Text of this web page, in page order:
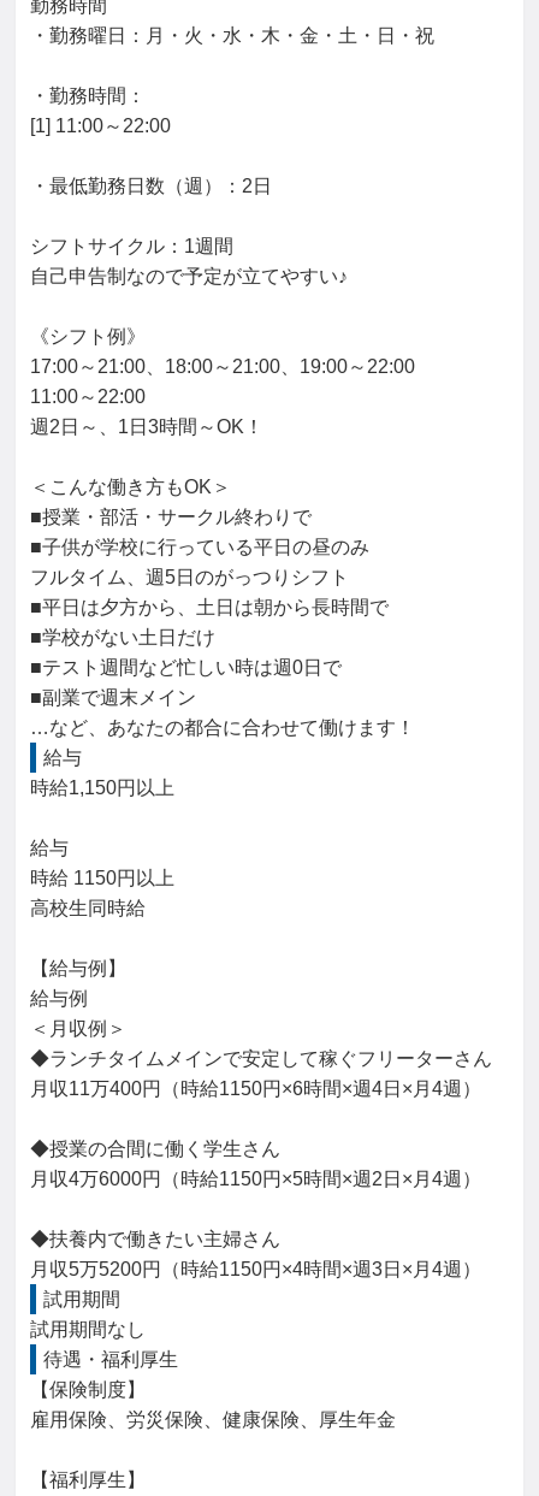
勤務時間
・勤務曜日：月・火・水・木・金・土・日・祝
・勤務時間：
[1] 11:00～22:00
・最低勤務日数（週）：2日
シフトサイクル：1週間
自己申告制なので予定が立てやすい♪
《シフト例》
17:00～21:00、18:00～21:00、19:00～22:00
11:00～22:00
週2日～、1日3時間～OK！
＜こんな働き方もOK＞
■授業・部活・サークル終わりで
■子供が学校に行っている平日の昼のみ
フルタイム、週5日のがっつりシフト
■平日は夕方から、土日は朝から長時間で
■学校がない土日だけ
■テスト週間など忙しい時は週0日で
■副業で週末メイン
…など、あなたの都合に合わせて働けます！
給与
時給1,150円以上
給与
時給 1150円以上
高校生同時給
【給与例】
給与例
＜月収例＞
◆ランチタイムメインで安定して稼ぐフリーターさん
月収11万400円（時給1150円×6時間×週4日×月4週）
◆授業の合間に働く学生さん
月収4万6000円（時給1150円×5時間×週2日×月4週）
◆扶養内で働きたい主婦さん
月収5万5200円（時給1150円×4時間×週3日×月4週）
試用期間
試用期間なし
待遇・福利厚生
【保険制度】
雇用保険、労災保険、健康保険、厚生年金
【福利厚生】